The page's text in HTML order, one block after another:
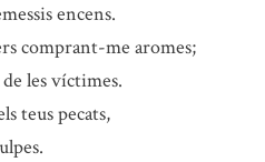
encens.
comprant-me aromes;
les víctimes.
teus pecats,